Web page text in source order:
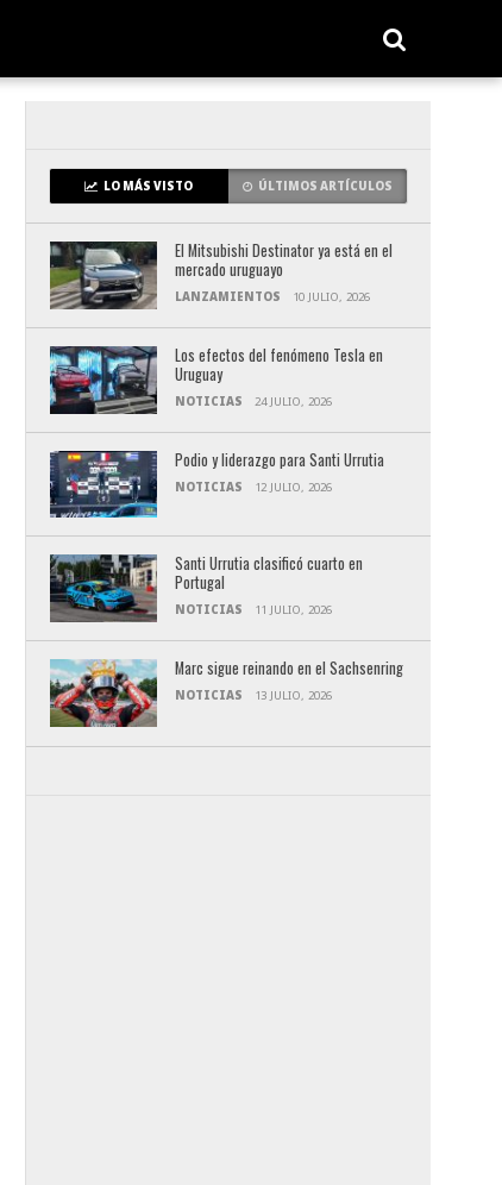
LO MÁS VISTO ÚLTIMOS ARTÍCULOS
El Mitsubishi Destinator ya está en el
mercado uruguayo
LANZAMIENTOS 10 JULIO, 2026
Los efectos del fenómeno Tesla en
Uruguay
NOTICIAS 24 JULIO, 2026
Podio y liderazgo para Santi Urrutia
NOTICIAS 12 JULIO, 2026
Santi Urrutia clasificó cuarto en
Portugal
NOTICIAS 11 JULIO, 2026
Marc sigue reinando en el Sachsenring
NOTICIAS 13 JULIO, 2026